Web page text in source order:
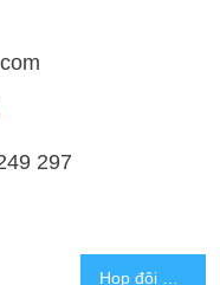
297
Họp đội ngũ thi công Kiến An Vinh hàng tuần